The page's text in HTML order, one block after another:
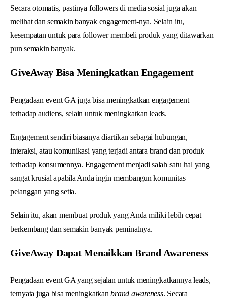
Secara otomatis, pastinya followers di media sosial juga akan
melihat dan semakin banyak engagement-nya. Selain itu,
kesempatan untuk para follower membeli produk yang ditawarkan
pun semakin banyak.
GiveAway Bisa Meningkatkan Engagement
Pengadaan event GA juga bisa meningkatkan engagement
terhadap audiens, selain untuk meningkatkan leads.
Engagement sendiri biasanya diartikan sebagai hubungan,
interaksi, atau komunikasi yang terjadi antara brand dan produk
terhadap konsumennya. Engagement menjadi salah satu hal yang
sangat krusial apabila Anda ingin membangun komunitas
pelanggan yang setia.
Selain itu, akan membuat produk yang Anda miliki lebih cepat
berkembang dan semakin banyak peminatnya.
GiveAway Dapat Menaikkan Brand Awareness
Pengadaan event GA yang sejalan untuk meningkatkannya leads,
ternyata juga bisa meningkatkanbrand awareness. Secara